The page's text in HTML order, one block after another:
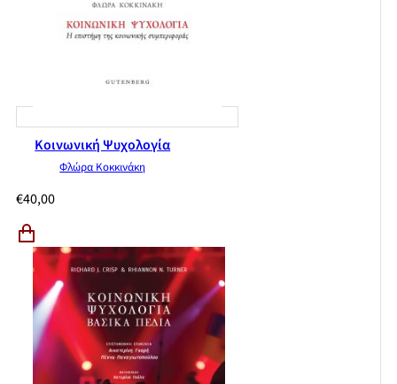
Κοινωνική Ψυχολογία
Φλώρα Κοκκινάκη
€40,00